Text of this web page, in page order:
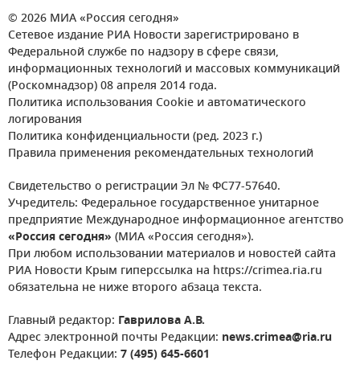
© 2026 МИА «Россия сегодня»
Сетевое издание РИА Новости зарегистрировано в
Федеральной службе по надзору в сфере связи,
информационных технологий и массовых коммуникаций
(Роскомнадзор) 08 апреля 2014 года.
Политика использования Cookie и автоматического
логирования
Политика конфиденциальности (ред. 2023 г.)
Правила применения рекомендательных технологий
Свидетельство о регистрации Эл № ФС77-57640.
Учредитель: Федеральное государственное унитарное
предприятие Международное информационное агентство
«Россия сегодня» (МИА «Россия сегодня»).
При любом использовании материалов и новостей сайта
РИА Новости Крым гиперссылка на https://crimea.ria.ru
обязательна не ниже второго абзаца текста.
Главный редактор: Гаврилова А.В.
Адрес электронной почты Редакции: news.crimea@ria.ru
Телефон Редакции: 7 (495) 645-6601